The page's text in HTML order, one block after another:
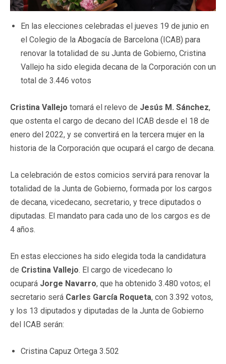
En las elecciones celebradas el jueves 19 de junio en
el Colegio de la Abogacía de Barcelona (ICAB) para
renovar la totalidad de su Junta de Gobierno, Cristina
Vallejo ha sido elegida decana de la Corporación con un
total de 3.446 votos
Cristina Vallejo tomará el relevo de Jesús M. Sánchez,
que ostenta el cargo de decano del ICAB desde el 18 de
enero del 2022, y se convertirá en la tercera mujer en la
historia de la Corporación que ocupará el cargo de decana.
La celebración de estos comicios servirá para renovar la
totalidad de la Junta de Gobierno, formada por los cargos
de decana, vicedecano, secretario, y trece diputados o
diputadas. El mandato para cada uno de los cargos es de
4 años.
En estas elecciones ha sido elegida toda la candidatura
de Cristina Vallejo. El cargo de vicedecano lo
ocupará Jorge Navarro, que ha obtenido 3.480 votos; el
secretario será Carles García Roqueta, con 3.392 votos,
y los 13 diputados y diputadas de la Junta de Gobierno
del ICAB serán:
Cristina Capuz Ortega 3.502